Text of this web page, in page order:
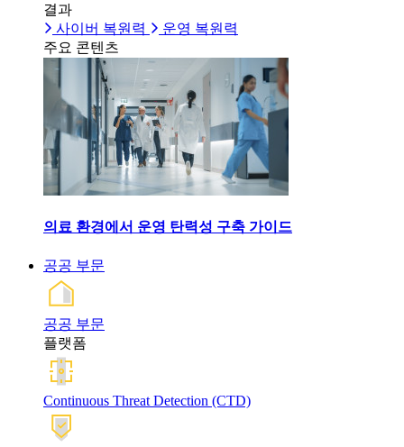
결과
사이버 복원력
운영 복원력
주요 콘텐츠
의료 환경에서 운영 탄력성 구축 가이드
공공 부문
공공 부문
플랫폼
Continuous Threat Detection (CTD)